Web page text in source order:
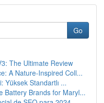
Go
The Ultimate Review
A Nature-Inspired Coll...
Yüksek Standartlı ...
Battery Brands for Maryl...